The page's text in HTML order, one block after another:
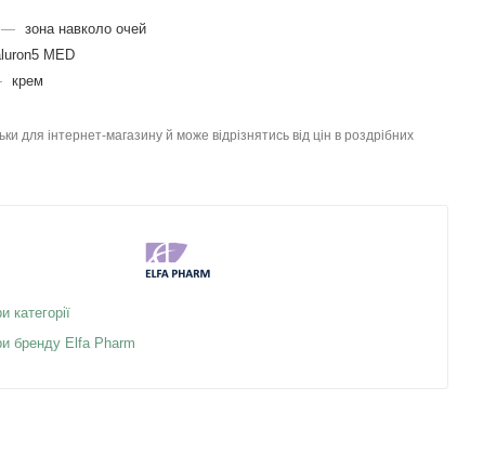
— зона навколо очей
MED
крем
для інтернет-магазину й може відрізнятись від цін в роздрібних
категорії
бренду Elfa Pharm